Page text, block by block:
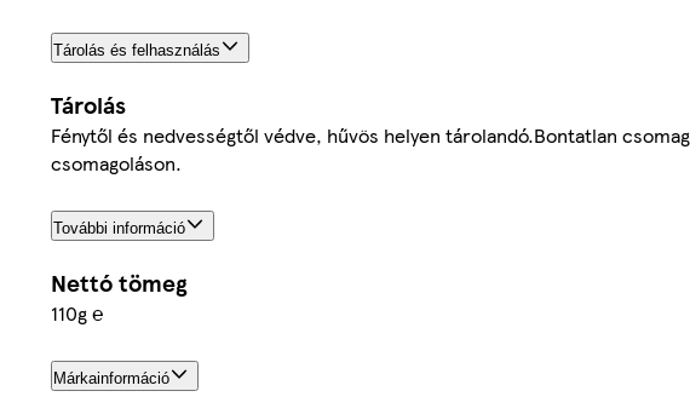
Tárolás és felhasználás
Tárolás
Fénytől és nedvességtől védve, hűvös helyen tárolandó.Bontatlan
csomagoláson.
További információ
Nettó tömeg
110g ℮
Márkainformáció